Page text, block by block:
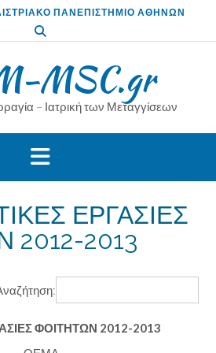
ΠΑΝΕΠΙΣΤΗΜΙΟ ΑΘΗΝΩΝ
MSC.gr
– Ιατρική των Μεταγγίσεων
ΕΡΓΑΣΙΕΣ
2012-2013
ΦΟΙΤΗΤΩΝ 2012-2013